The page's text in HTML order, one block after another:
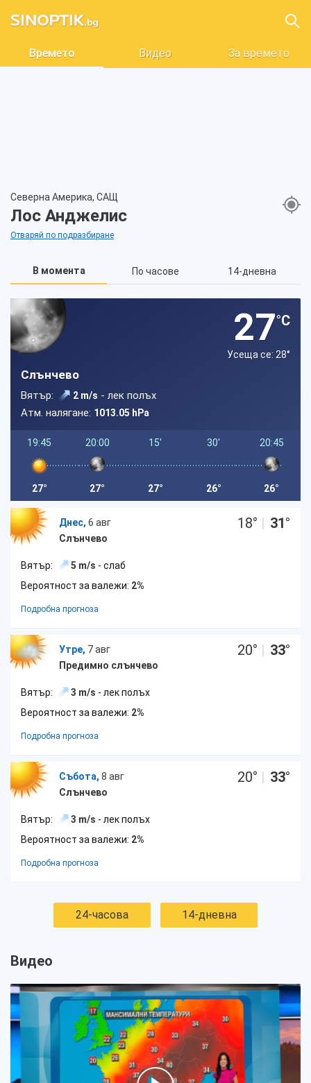
Времето Видео За времето
Северна Америка, САЩ
Лос Анджелис
Отваряй по подразбиране
В момента По часове 14-дневна
27°C
Усеща се: 28°
Слънчево
Вятър: 2 m/s - лек полъх
Атм. налягане: 1013.05 hPa
19:45
27°
20:00
27°
15'
27°
30'
26°
20:45
26°
Днес, 6 авг
Слънчево
18° | 31°
Вятър: 5 m/s - слаб
Вероятност за валежи: 2%
Подробна прогноза
Утре, 7 авг
Предимно слънчево
20° | 33°
Вятър: 3 m/s - лек полъх
Вероятност за валежи: 2%
Подробна прогноза
Събота, 8 авг
Слънчево
20° | 33°
Вятър: 3 m/s - лек полъх
Вероятност за валежи: 2%
Подробна прогноза
24-часова 14-дневна
Видео